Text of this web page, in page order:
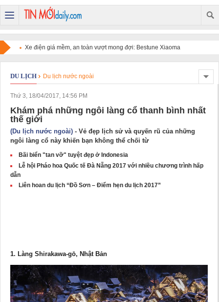
Xe điện giá mềm, an toàn vượt mong đợi: Bestune Xiaoma
chinh phục người dùng
DU LỊCH Du lịch nước ngoài
Thứ 3, 18/04/2017, 14:56 PM
Khám phá những ngôi làng cổ thanh bình nhất
thế giới
(Du lịch nước ngoài) - Vẻ đẹp lịch sử và quyến rũ của những
ngôi làng cổ này khiến bạn không thể chối từ
Bãi biển "tan vỡ" tuyệt đẹp ở Indonesia
Lễ hội Pháo hoa Quốc tế Đà Nẵng 2017 với nhiều chương trình hấp
dẫn
Liên hoan du lịch “Đồ Sơn – Điểm hẹn du lịch 2017”
1. Làng Shirakawa-gō, Nhật Bản